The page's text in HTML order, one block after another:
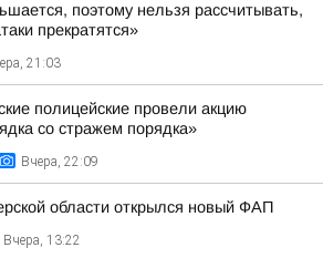
поэтому нельзя рассчитывать,
прекратятся»
21:03
полицейские провели акцию
со стражем порядка»
Вчера, 22:09
области открылся новый ФАП
Вчера, 13:22